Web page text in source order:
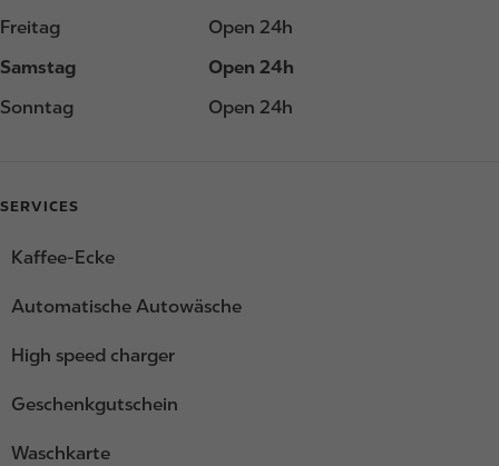
Freitag
Open 24h
Samstag
Open 24h
Sonntag
Open 24h
SERVICES
Kaffee-Ecke
Automatische Autowäsche
High speed charger
Geschenkgutschein
Waschkarte